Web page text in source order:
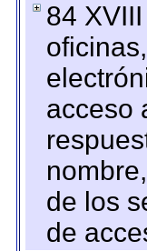
84
acceso
de los
de